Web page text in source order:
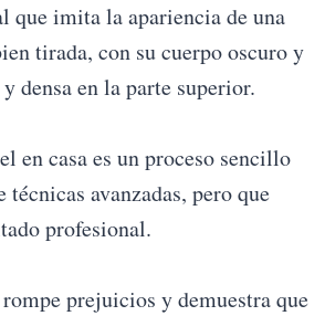
que imita la apariencia de una
tirada, con su cuerpo oscuro y
densa en la parte superior.
en casa es un proceso sencillo
técnicas avanzadas, pero que
profesional.
prejuicios y demuestra que